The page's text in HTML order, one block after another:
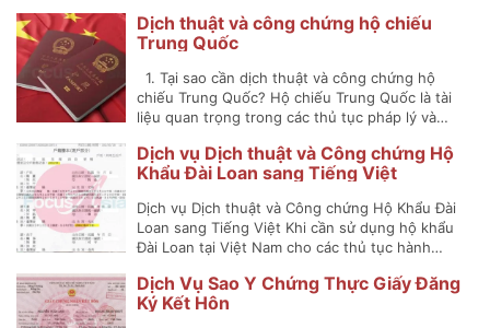
Dịch thuật và công chứng hộ chiếu
Trung Quốc
1. Tại sao cần dịch thuật và công chứng hộ
chiếu Trung Quốc? Hộ chiếu Trung Quốc là tài
liệu quan trọng trong các thủ tục pháp lý và…
Dịch vụ Dịch thuật và Công chứng Hộ
Khẩu Đài Loan sang Tiếng Việt
Dịch vụ Dịch thuật và Công chứng Hộ Khẩu Đài
Loan sang Tiếng Việt Khi cần sử dụng hộ khẩu
Đài Loan tại Việt Nam cho các thủ tục hành…
Dịch Vụ Sao Y Chứng Thực Giấy Đăng
Ký Kết Hôn